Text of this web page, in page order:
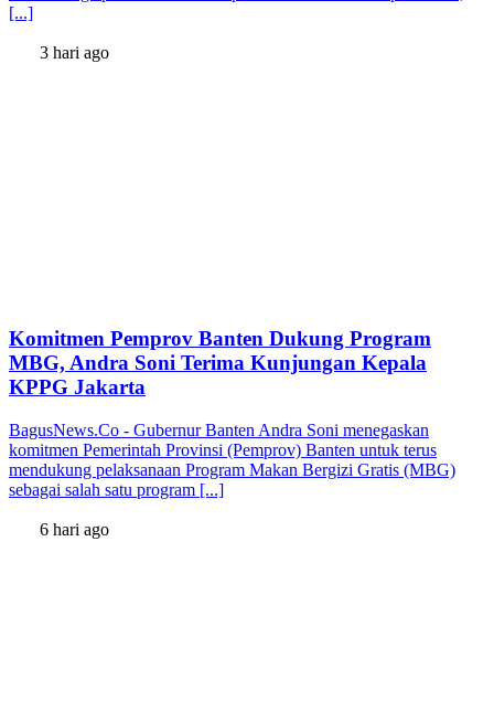
[...]
3 hari ago
Komitmen Pemprov Banten Dukung Program
MBG, Andra Soni Terima Kunjungan Kepala
KPPG Jakarta
BagusNews.Co - Gubernur Banten Andra Soni menegaskan
komitmen Pemerintah Provinsi (Pemprov) Banten untuk terus
mendukung pelaksanaan Program Makan Bergizi Gratis (MBG)
sebagai salah satu program [...]
6 hari ago